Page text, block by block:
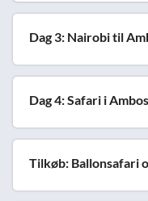
Dag 3: Nairobi til
Dag 4: Safari i
Tilkøb: Ballonsafari